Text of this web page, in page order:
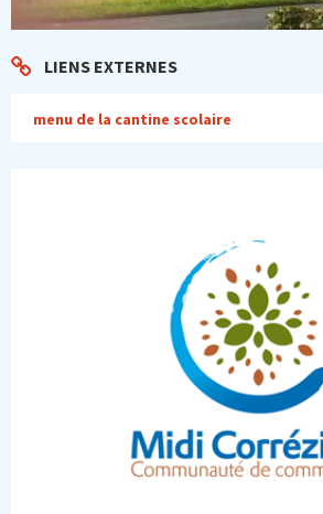
LIENS EXTERNES
menu de la cantine scolaire